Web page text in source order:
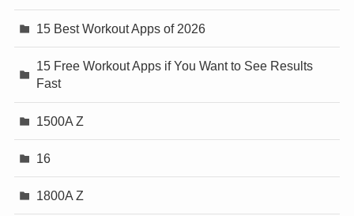
15 Best Workout Apps of 2026
15 Free Workout Apps if You Want to See Results
Fast
1500A Z
16
1800A Z